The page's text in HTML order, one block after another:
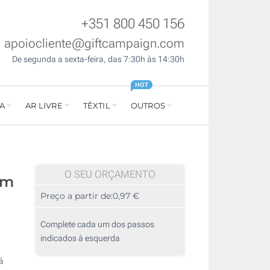
+351 800 450 156
apoiocliente@giftcampaign.com
De segunda a sexta-feira, das 7:30h às 14:30h
AR LIVRE TÊXTIL OUTROS
HOT
O SEU ORÇAMENTO
Preço a partir de:0,97 €
Complete cada um dos passos
indicados à esquerda